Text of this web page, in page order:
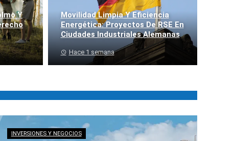
Y
Movilidad Limpia Y Eficiencia
Energética: Proyectos De RSE En
Ciudades Industriales Alemanas
Hace 1 semana
INVERSIONES Y NEGOCIOS